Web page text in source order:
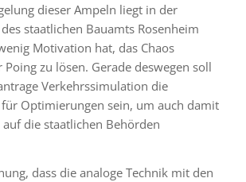
dieser Ampeln liegt in der
staatlichen Bauamts Rosenheim
Motivation hat, das Chaos
zu lösen. Gerade deswegen soll
Verkehrssimulation die
Optimierungen sein, um auch damit
die staatlichen Behörden
dass die analoge Technik mit den